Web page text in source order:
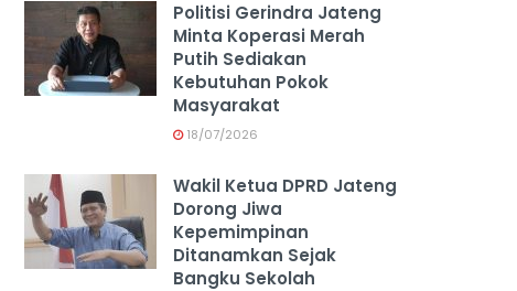
Politisi Gerindra Jateng
Minta Koperasi Merah
Putih Sediakan
Kebutuhan Pokok
Masyarakat
18/07/2026
Wakil Ketua DPRD Jateng
Dorong Jiwa
Kepemimpinan
Ditanamkan Sejak
Bangku Sekolah